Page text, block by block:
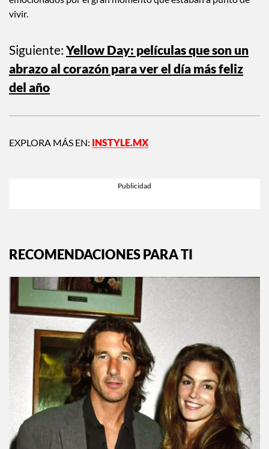
recorriendo las calles de Palermo y disfrutando de tiempo
juntos antes de las celebraciones oficiales. Las imágenes
emocionados por el gran momento que estaban a punto de
vivir.
abrazo al corazón para ver el día más feliz
del año
RECOMENDACIONES PARA TI